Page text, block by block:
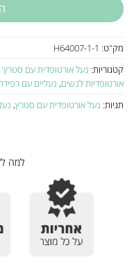
מק"ט: H64007-1-1
קטגוריות: נעל אורטופדית עם
אורטופדיות לנשים, נעליים עם
תגיות: נעל אורטופדית עם סטרץ,
למה